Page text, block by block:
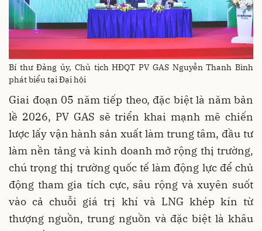
Bí thư Đảng ủy, Chủ tịch HĐQT PV GAS Nguyễn Thanh Bình
phát biểu tại Đại hội
Giai đoạn 05 năm tiếp theo, đặc biệt là năm bản
lề 2026, PV GAS sẽ triển khai mạnh mẽ chiến
lược lấy vận hành sản xuất làm trung tâm, đầu tư
làm nền tảng và kinh doanh mở rộng thị trường,
chú trọng thị trường quốc tế làm động lực để chủ
động tham gia tích cực, sâu rộng và xuyên suốt
vào cả chuỗi giá trị khí và LNG khép kín từ
thượng nguồn, trung nguồn và đặc biệt là khâu